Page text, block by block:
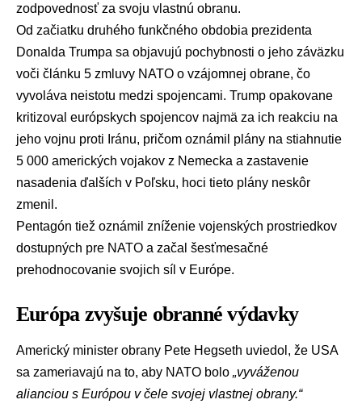
zodpovednosť za svoju vlastnú obranu.
Od začiatku druhého funkčného obdobia prezidenta
Donalda Trumpa sa objavujú pochybnosti o jeho záväzku
voči článku 5 zmluvy NATO o vzájomnej obrane, čo
vyvoláva neistotu medzi spojencami. Trump opakovane
kritizoval európskych spojencov najmä za ich reakciu na
jeho vojnu proti Iránu, pričom oznámil plány na stiahnutie
5 000 amerických vojakov z Nemecka a zastavenie
nasadenia ďalších v Poľsku, hoci tieto plány neskôr
zmenil.
Pentagón tiež oznámil zníženie vojenských prostriedkov
dostupných pre NATO a začal šesťmesačné
prehodnocovanie svojich síl v Európe.
Európa zvyšuje obranné výdavky
Americký minister obrany Pete Hegseth uviedol, že USA
sa zameriavajú na to, aby NATO bolo „vyváženou
alianciou s Európou v čele svojej vlastnej obrany.“